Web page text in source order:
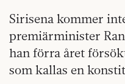
Sirisena kommer
premiärminister
han förra året
som kallas en